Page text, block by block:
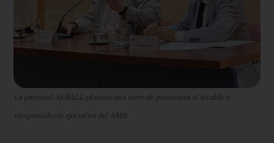
La patronal AEBALL planteó una serie de peticiones al alcalde y
vicepresidente ejecutivo del AMB